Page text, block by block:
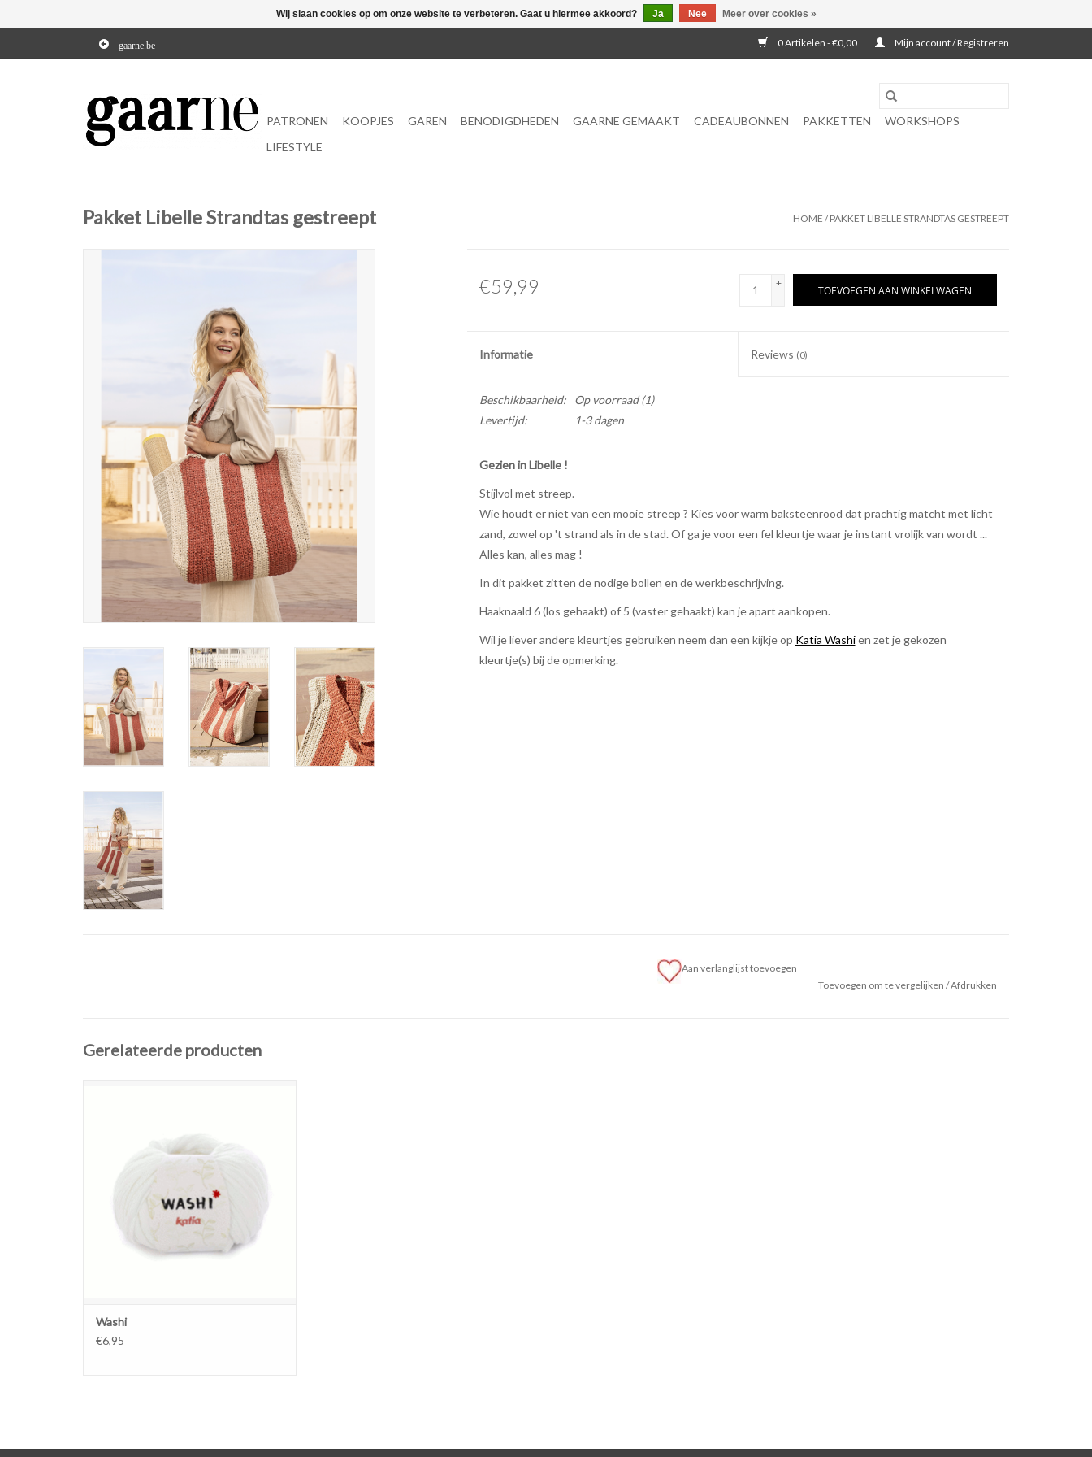
gaarne.be 0 Artikelen - €0,00 Mijn account / Registreren
PATRONEN KOOPJES GAREN BENODIGDHEDEN GAARNE GEMAAKT CADEAUBONNEN PAKKETTEN
WORKSHOPS
LIFESTYLE
Pakket Libelle Strandtas gestreept HOME /PAKKET LIBELLE STRANDTAS GESTREEPT
€59,99
+
-
TOEVOEGEN AAN WINKELWAGEN
Informatie Reviews (0)
Beschikbaarheid: Op voorraad(1)
Levertijd:
1-3 dagen
Gezien in Libelle !
Stijlvol met streep.
Wie houdt er niet van een mooie streep ? Kies voor warm baksteenrood dat prachtig matcht met licht
zand, zowel op 't strand als in de stad. Of ga je voor een fel kleurtje waar je instant vrolijk van wordt ...
Alles kan, alles mag !
In dit pakket zitten de nodige bollen en de werkbeschrijving.
Haaknaald 6 (los gehaakt) of 5 (vaster gehaakt) kan je apart aankopen.
Wil je liever andere kleurtjes gebruiken neem dan een kijkje op Katia Washien zet je gekozen
kleurtje(s) bij de opmerking.
Aan verlanglijst toevoegen
Toevoegen om te vergelijken /Afdrukken
Gerelateerde producten
Washi
€6,95
Wij slaan cookies op om onze website te verbeteren. Gaat u hiermee akkoord? Ja Nee Meer over cookies »